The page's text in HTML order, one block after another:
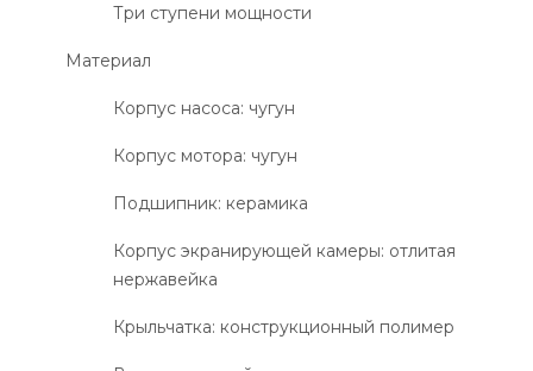
Три ступени мощности
Материал
Корпус насоса: чугун
Корпус мотора: чугун
Подшипник: керамика
Корпус экранирующей камеры: отлитая
нержавейка
Крыльчатка: конструкционный полимер